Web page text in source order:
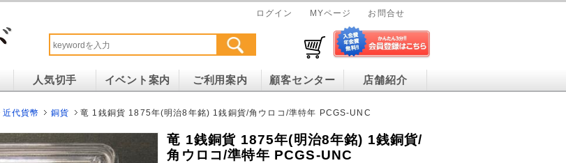
ログイン MYページ お問合せ
人気切手 イベント案内 ご利用案内 顧客センター 店舗紹介
近代貨幣 銅貨 竜 1銭銅貨 1875年(明治8年銘) 1銭銅貨/角ウロコ/準特年 PCGS-UNC
竜 1銭銅貨 1875年(明治8年銘) 1銭銅貨/
角ウロコ/準特年 PCGS-UNC